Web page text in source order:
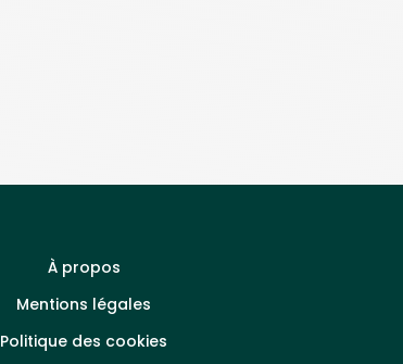
À propos
Mentions légales
Politique des cookies